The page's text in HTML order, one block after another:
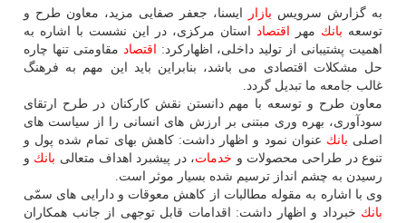
به گزارش سرویس بازار
ایسنا، جعفر صفایی مزید، معاون طرح و
توسعه بانك مهر اقتصاد استان مركزی، در این نشست با اشاره به
اهمیت پشتیبانی از تولید داخلی، اظهاركرد:
اقتصاد مقاومتی تنها چاره
حل مشكلات اقتصادی می باشد، بنابراین باید این مهم به فرهنگ
غالب جامعه ما تبدیل گردد.
معاون طرح و توسعه با مهم دانستن نقش كاركنان در طرح ارتقای
سودآوری، بهره وری مبتنی بر ارزش های انسانی را از سیاست های
اصلی بانك عنوان نمود و اظهار داشت: كاهش بهای تمام شده پول و
تنوع در طراحی محصولات و خدمات، در پیشبرد اهداف متعالی بانك و
رسیدن به چشم انداز ترسیم شده بسیار موثر است.
وی با اشاره به مقوله مطالبات از كاهش معوقات و دارایی های سمّی
بانك خبرداد و اظهار داشت: اقدامات قابل توجهی از جانب همكاران